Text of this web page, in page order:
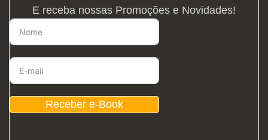
E receba nossas Promoções e Novidades!
Receber e-Book